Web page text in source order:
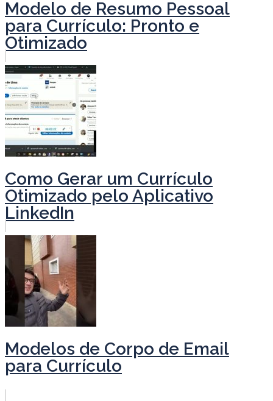
Modelo de Resumo Pessoal
para Currículo: Pronto e
Otimizado
Como Gerar um Currículo
Otimizado pelo Aplicativo
LinkedIn
Modelos de Corpo de Email
para Currículo